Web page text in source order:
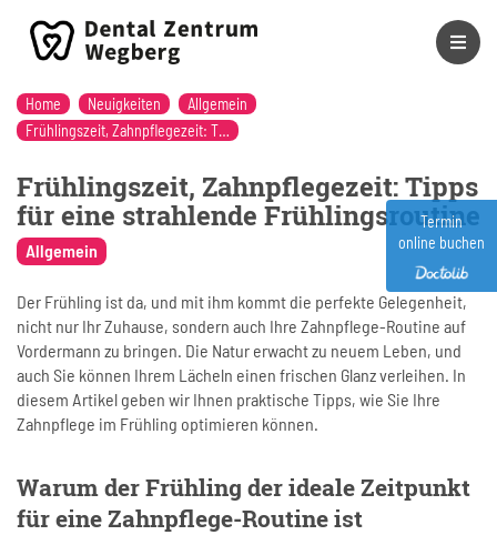
Home Neuigkeiten
Allgemein
Frühlingszeit, Zahnpflegezeit: Tipps für eine strahlende Frühlingsroutine
Frühlingszeit, Zahnpflegezeit: Tipps
für eine strahlende Frühlingsroutine
Allgemein
Der Frühling ist da, und mit ihm kommt die perfekte Gelegenheit,
nicht nur Ihr Zuhause, sondern auch Ihre Zahnpflege-Routine auf
Vordermann zu bringen. Die Natur erwacht zu neuem Leben, und
auch Sie können Ihrem Lächeln einen frischen Glanz verleihen. In
diesem Artikel geben wir Ihnen praktische Tipps, wie Sie Ihre
Zahnpflege im Frühling optimieren können.
Warum der Frühling der ideale Zeitpunkt
für eine Zahnpflege-Routine ist
Termin
online buchen